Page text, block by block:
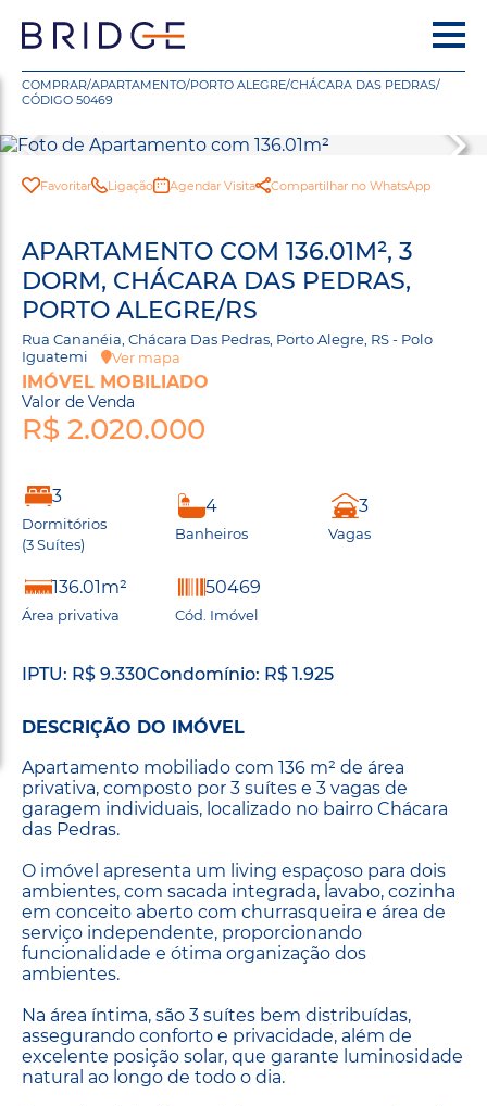
COMPRAR/APARTAMENTO/PORTO ALEGRE/CHÁCARA DAS PEDRAS/
CÓDIGO 50469
Favoritar Ligação Agendar Visita Compartilhar no WhatsApp
APARTAMENTO COM 136.01M², 3
DORM, CHÁCARA DAS PEDRAS,
PORTO ALEGRE/RS
Rua Cananéia, Chácara Das Pedras, Porto Alegre, RS - Polo
Iguatemi
Ver mapa
IMÓVEL MOBILIADO
Valor de Venda
R$ 2.020.000
3
Dormitórios
(3 Suítes)
4
Banheiros
3
Vagas
136.01m²
Área privativa
50469
Cód. Imóvel
IPTU: R$ 9.330Condomínio: R$ 1.925
DESCRIÇÃO DO IMÓVEL
Apartamento mobiliado com 136 m² de área
privativa, composto por 3 suítes e 3 vagas de
garagem individuais, localizado no bairro Chácara
das Pedras.
O imóvel apresenta um living espaçoso para dois
ambientes, com sacada integrada, lavabo, cozinha
em conceito aberto com churrasqueira e área de
serviço independente, proporcionando
funcionalidade e ótima organização dos
ambientes.
Na área íntima, são 3 suítes bem distribuídas,
assegurando conforto e privacidade, além de
excelente posição solar, que garante luminosidade
natural ao longo de todo o dia.